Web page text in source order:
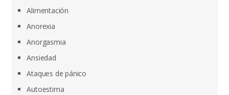
Alimentación
Anorexia
Anorgasmia
Ansiedad
Ataques de pánico
Autoestima